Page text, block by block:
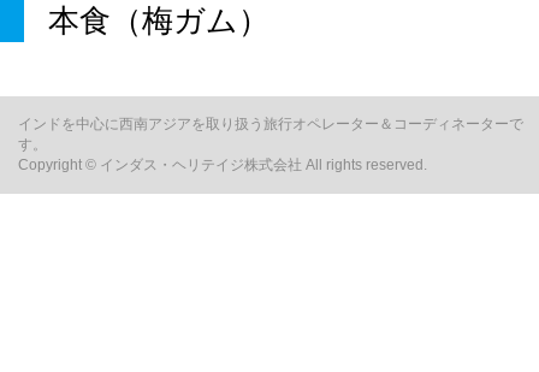
本食（梅ガム）
インドを中心に西南アジアを取り扱う旅行オペレーター＆コーディネーターで
す。
Copyright © インダス・ヘリテイジ株式会社 All rights reserved.